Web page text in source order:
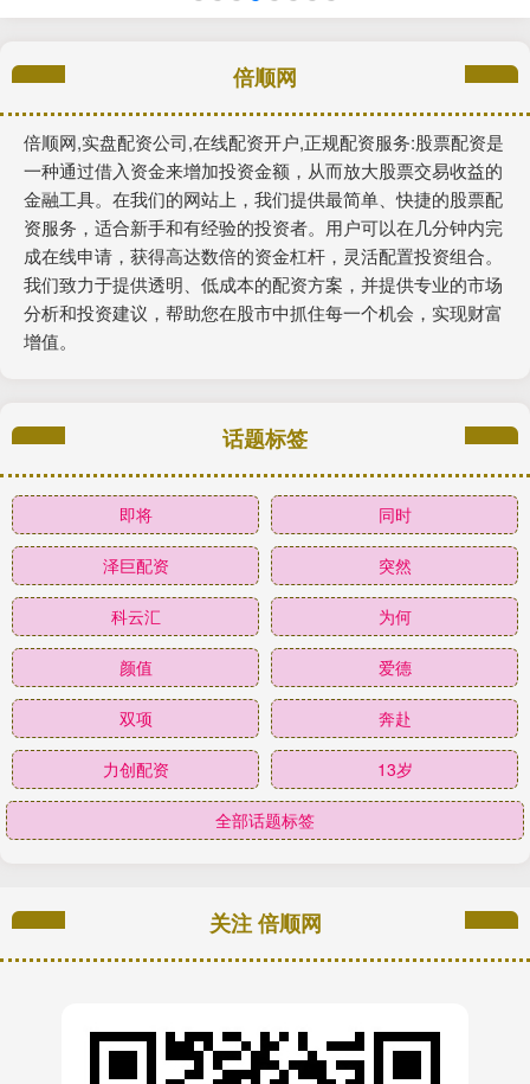
倍顺网
倍顺网,实盘配资公司,在线配资开户,正规配资服务:股票配资是
一种通过借入资金来增加投资金额，从而放大股票交易收益的
金融工具。在我们的网站上，我们提供最简单、快捷的股票配
资服务，适合新手和有经验的投资者。用户可以在几分钟内完
成在线申请，获得高达数倍的资金杠杆，灵活配置投资组合。
我们致力于提供透明、低成本的配资方案，并提供专业的市场
分析和投资建议，帮助您在股市中抓住每一个机会，实现财富
增值。
话题标签
即将 同时
泽巨配资 突然
科云汇 为何
颜值 爱德
双项 奔赴
力创配资 13岁
全部话题标签
关注 倍顺网